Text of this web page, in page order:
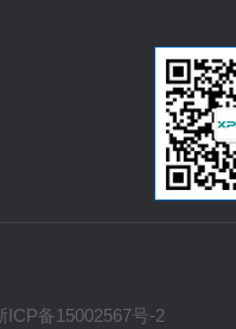
ICP备15002567号-2